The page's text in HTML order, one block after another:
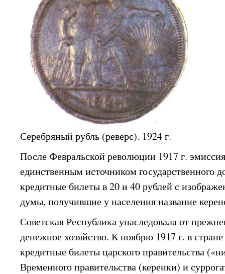
Серебряный рубль (реверс). 1924 г.
После Февральской революции 1917 г.
единственным источником государственного
кредитные билеты в 20 и 40 рублей с
думы, получившие у населения название
Советская Республика унаследовала от
денежное хозяйство. К ноябрю 1917 г. в
кредитные билеты царского правительства
Временного правительства (керенки) и